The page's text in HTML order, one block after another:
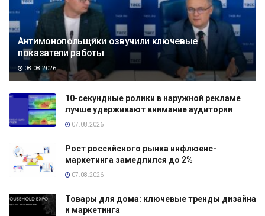
Антимонопольщики озвучили ключевые
показатели работы
08.08.2026
10-секундные ролики в наружной рекламе
лучше удерживают внимание аудитории
07.08.2026
Рост российского рынка инфлюенс-
маркетинга замедлился до 2%
07.08.2026
Товары для дома: ключевые тренды дизайна
и маркетинга